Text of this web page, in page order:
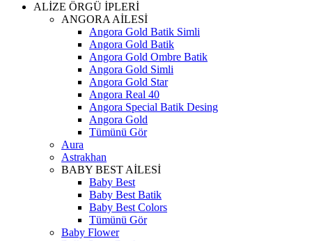
ALİZE ÖRGÜ İPLERİ
ANGORA AİLESİ
Angora Gold Batik Simli
Angora Gold Batik
Angora Gold Ombre Batik
Angora Gold Simli
Angora Gold Star
Angora Real 40
Angora Special Batik Desing
Angora Gold
Tümünü Gör
Aura
Astrakhan
BABY BEST AİLESİ
Baby Best
Baby Best Batik
Baby Best Colors
Tümünü Gör
Baby Flower